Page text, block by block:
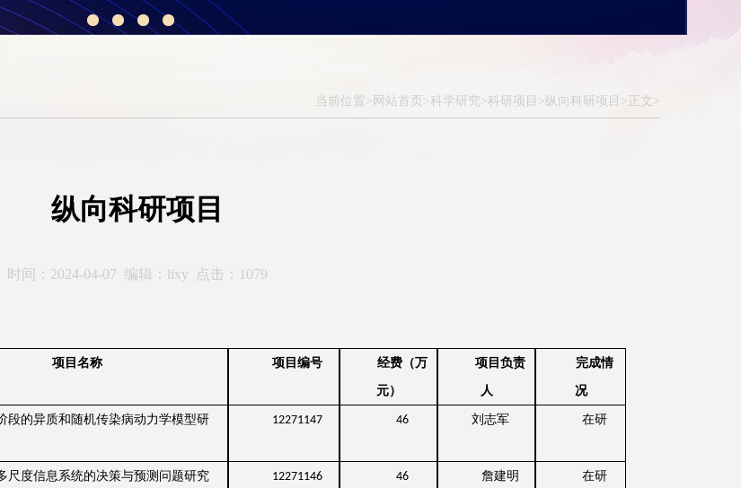
当前位置> 网站首页>科学研究>科研项目>纵向科研项目> 正文>
纵向科研项目
时间：2024-04-07 编辑：lixy 点击： 1079
项目名称 项目编号 经费（万
元）
项目负责
人
完成情
况
段的异质和随机传染病动力学模型研 12271147 46 刘志军 在研
尺度信息系统的决策与预测问题研究 12271146 46 詹建明 在研